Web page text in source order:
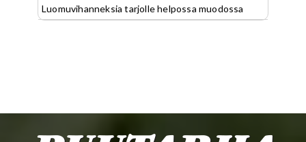
Luomuvihanneksia tarjolle helpossa muodossa